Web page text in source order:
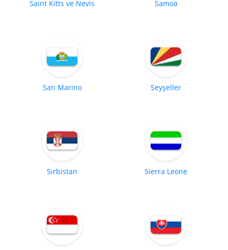
Saint Kitts ve Nevis Samoa
San Marino Seyşeller
Sırbistan Sierra Leone